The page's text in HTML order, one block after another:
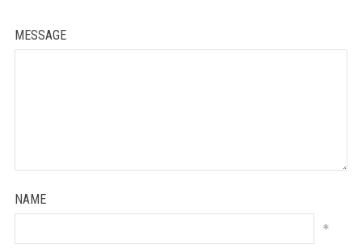
MESSAGE
NAME
*